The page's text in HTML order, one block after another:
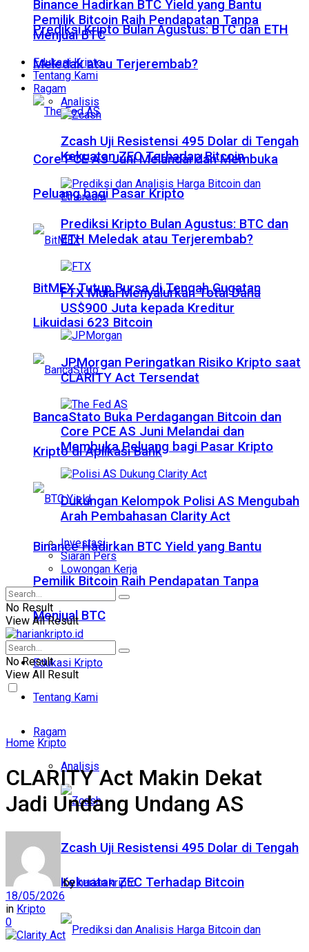
Prediksi Kripto Bulan Agustus: BTC dan ETH
Meledak atau Terjerembab?
Core PCE AS Juni Melandai dan Membuka
Peluang bagi Pasar Kripto
BitMEX Tutup Bursa di Tengah Gugatan
Likuidasi 623 Bitcoin
BancaStato Buka Perdagangan Bitcoin dan
Kripto di Aplikasi Bank
Binance Hadirkan BTC Yield yang Bantu
Pemilik Bitcoin Raih Pendapatan Tanpa
Menjual BTC
Edukasi Kripto
Tentang Kami
Ragam
Analisis
Zcash Uji Resistensi 495 Dolar di Tengah
Kekuatan ZEC Terhadap Bitcoin
Binance Hadirkan BTC Yield yang Bantu
Pemilik Bitcoin Raih Pendapatan Tanpa
Menjual BTC
Edukasi Kripto
Tentang Kami
Ragam
Analisis
Zcash Uji Resistensi 495 Dolar di Tengah
Kekuatan ZEC Terhadap Bitcoin
Prediksi Kripto Bulan Agustus: BTC dan
ETH Meledak atau Terjerembab?
FTX Mulai Menyalurkan Total Dana
US$900 Juta kepada Kreditur
JPMorgan Peringatkan Risiko Kripto saat
CLARITY Act Tersendat
Core PCE AS Juni Melandai dan
Membuka Peluang bagi Pasar Kripto
Dukungan Kelompok Polisi AS Mengubah
Arah Pembahasan Clarity Act
Investasi
Siaran Pers
Lowongan Kerja
No Result
View All Result
No Result
View All Result
Home Kripto
CLARITY Act Makin Dekat
Jadi Undang Undang AS
by harian kripto
18/05/2026
in Kripto
0